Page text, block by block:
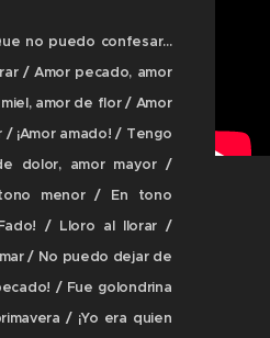
no puedo confesar...
/ Amor pecado, amor
amor de flor / Amor
¡Amor amado! / Tengo
dolor, amor mayor /
menor / En tono
/ Lloro al llorar /
/ No puedo dejar de
/ Fue golondrina
/ ¡Yo era quien